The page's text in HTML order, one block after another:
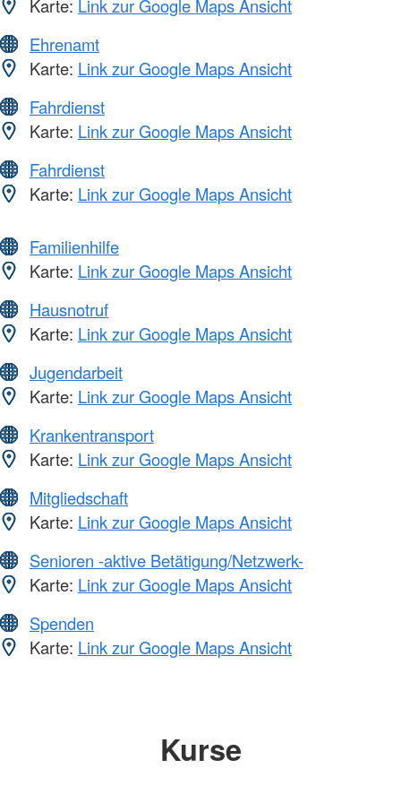
Karte: Link zur Google Maps Ansicht
Ehrenamt
Karte: Link zur Google Maps Ansicht
Fahrdienst
Karte: Link zur Google Maps Ansicht
Fahrdienst
Karte: Link zur Google Maps Ansicht
Familienhilfe
Karte: Link zur Google Maps Ansicht
Hausnotruf
Karte: Link zur Google Maps Ansicht
Jugendarbeit
Karte: Link zur Google Maps Ansicht
Krankentransport
Karte: Link zur Google Maps Ansicht
Mitgliedschaft
Karte: Link zur Google Maps Ansicht
Senioren -aktive Betätigung/Netzwerk-
Karte: Link zur Google Maps Ansicht
Spenden
Karte: Link zur Google Maps Ansicht
Kurse